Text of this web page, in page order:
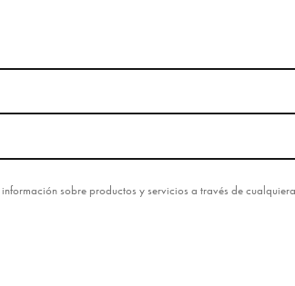
sobre productos y servicios a través de